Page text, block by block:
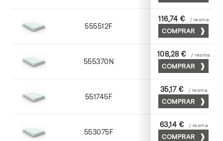
555512F 72 x 102
116,74 € / resma
COMPRAR
555370N 70 x 100
108,28 € / resma
COMPRAR
551745F 45 x 64
35,17 € / resma
COMPRAR
553075F 75 x 53
63,14 € / resma
COMPRAR